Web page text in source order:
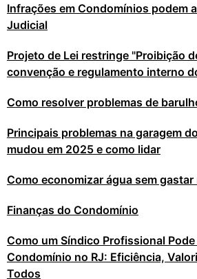
Infrações em Condomínios podem
Judicial
Projeto de Lei restringe "Proibição
convenção e regulamento interno
Como resolver problemas de
Principais problemas na garagem
mudou em 2025 e como lidar
Como economizar água sem gastar
Finanças do Condomínio
Como um Síndico Profissional
Condomínio no RJ: Eficiência,
Todos